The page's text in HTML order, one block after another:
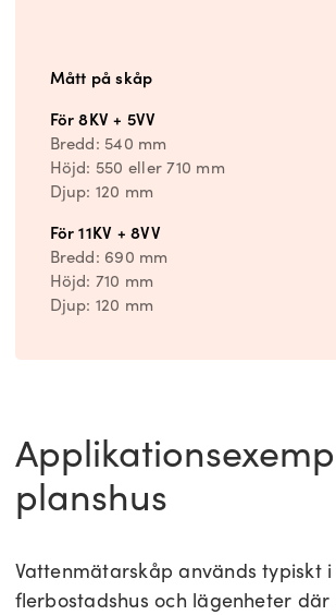
Mått på skåp
För 8KV + 5VV
Bredd: 540 mm
Höjd: 550 eller 710 mm
Djup: 120 mm
För 11KV + 8VV
Bredd: 690 mm
Höjd: 710 mm
Djup: 120 mm
planshus
Vattenmätarskåp används typiskt i
flerbostadshus och lägenheter